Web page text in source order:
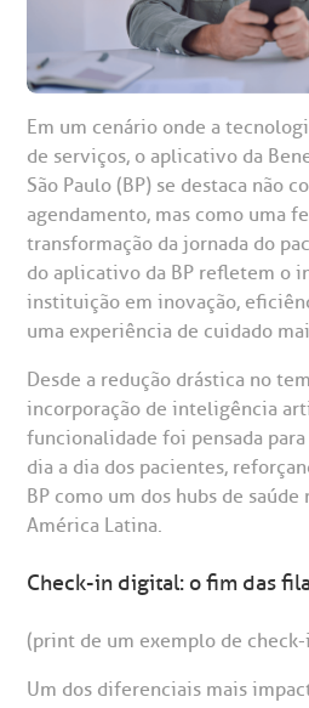
de consultas e
in antecipado
de exames
de Exames
SAC
A BP conta com você para melhorar sempre
atendimento e dos serviços prestados.
A Ouvidoria e SAC são canais para você,
suas dúvidas, registrar suas reclamações ou
relacionados ao nosso atendimento e aos
Horário de atendimento: 2ª a 6ª feira das
(11)3505-1000
ouvidoria@bp.org.br
Fale Conosco
Hospital BP
Saiba mais
Rua Maestro Cardim, 769
CEP: 01323-001 | Bela Vista
São Paulo - SP
BP Mirante
e Pesquisa
do médico
de conduta
Financeiras
social da BP
corporativa
social
Telemedicina BP
Teleinterconsulta
de atendimento
de Infarto SUS
de Visita
socorro
de cópia de
de orçamento
atendimento
de Oncologia e
de Excelência em
especialidades
Em um cenário onde a
de serviços, o aplicativo da
São Paulo (BP) se destaca não
agendamento, mas como uma
transformação da jornada do
do aplicativo da BP refletem o
instituição em inovação,
uma experiência de cuidado
Desde a redução drástica no
incorporação de inteligência
funcionalidade foi pensada
dia a dia dos pacientes,
BP como um dos hubs de saúde
América Latina.
Check-in digital: o fim das
(print de um exemplo de
Um dos diferenciais mais